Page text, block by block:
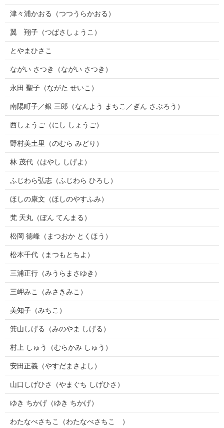
津々浦かおる（つつうらかおる）
翼 翔子（つばさしょうこ）
とやまひさこ
ながい さつき（ながい さつき）
永田 聖子（ながた せいこ）
南陽町子／銀 三郎（なんよう まちこ／ぎん さぶろう）
西しょうご（にし しょうご）
野村美土里（のむら みどり）
林 茂代（はやし しげよ）
ふじわら弘志（ふじわら ひろし）
ほしの康文（ほしのやすふみ）
梵 天丸（ぼん てんまる）
松岡 徳峰（まつおか とくほう）
松本千代（まつもとちよ）
三浦正行（みうらまさゆき）
三岬みこ（みさきみこ）
美知子（みちこ）
箕山しげる（みのやま しげる）
村上 しゅう（むらかみ しゅう）
安田正義（やすだまさよし）
山口しげひさ（やまぐち しげひさ）
ゆき ちかげ（ゆき ちかげ）
わたなべさちこ（わたなべさちこ ）